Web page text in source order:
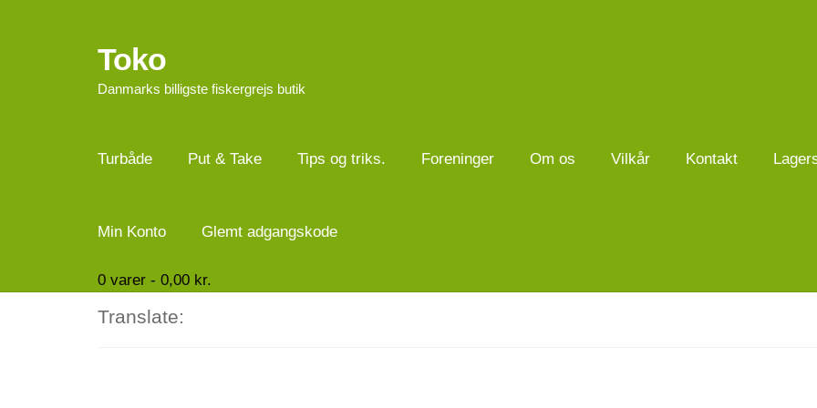
Spring
til
navigation
Spring
til
indhold
Toko
Danmarks billigste fiskergrejs butik
Turbåde Put & Take Tips og triks. Foreninger Om os Vilkår Kontakt
Min Konto Glemt adgangskode
0varer - 0,00 kr.
Translate: